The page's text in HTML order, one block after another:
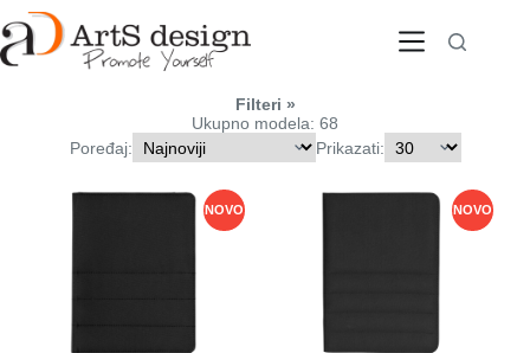
Skip
to
content
Filteri
Ukupno modela: 68
Poređaj:
Prikazati:
NOVO NOVO